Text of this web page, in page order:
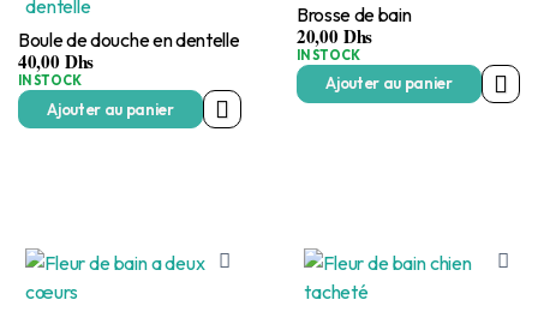
Boule de douche en dentelle
40,00Dhs
IN STOCK
Ajouter au panier
Brosse de bain
20,00Dhs
IN STOCK
Ajouter au panier